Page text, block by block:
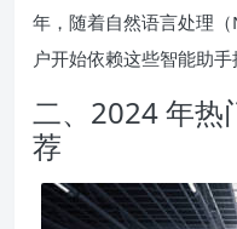
年，随着自然语言处理
户开始依赖这些智能助手
二、2024 年热
荐